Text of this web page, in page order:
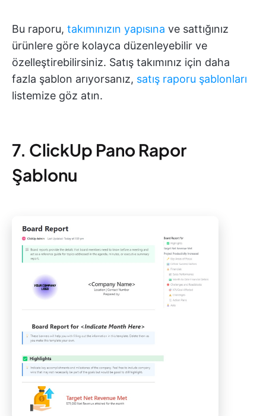
Bu raporu, takımınızın yapısına ve sattığınız
ürünlere göre kolayca düzenleyebilir ve
özelleştirebilirsiniz. Satış takımınız için daha
fazla şablon arıyorsanız, satış raporu şablonları
listemize göz atın.
7. ClickUp Pano Rapor
Şablonu